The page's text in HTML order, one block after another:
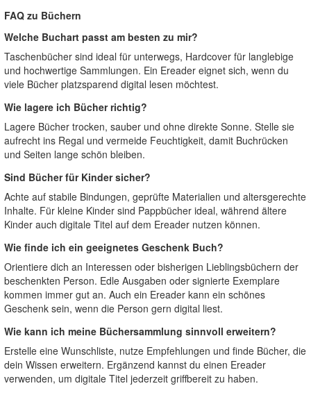
FAQ zu Büchern
Welche Buchart passt am besten zu mir?
Taschenbücher sind ideal für unterwegs, Hardcover für langlebige
und hochwertige Sammlungen. Ein Ereader eignet sich, wenn du
viele Bücher platzsparend digital lesen möchtest.
Wie lagere ich Bücher richtig?
Lagere Bücher trocken, sauber und ohne direkte Sonne. Stelle sie
aufrecht ins Regal und vermeide Feuchtigkeit, damit Buchrücken
und Seiten lange schön bleiben.
Sind Bücher für Kinder sicher?
Achte auf stabile Bindungen, geprüfte Materialien und altersgerechte
Inhalte. Für kleine Kinder sind Pappbücher ideal, während ältere
Kinder auch digitale Titel auf dem Ereader nutzen können.
Wie finde ich ein geeignetes Geschenk Buch?
Orientiere dich an Interessen oder bisherigen Lieblingsbüchern der
beschenkten Person. Edle Ausgaben oder signierte Exemplare
kommen immer gut an. Auch ein Ereader kann ein schönes
Geschenk sein, wenn die Person gern digital liest.
Wie kann ich meine Büchersammlung sinnvoll erweitern?
Erstelle eine Wunschliste, nutze Empfehlungen und finde Bücher, die
dein Wissen erweitern. Ergänzend kannst du einen Ereader
verwenden, um digitale Titel jederzeit griffbereit zu haben.